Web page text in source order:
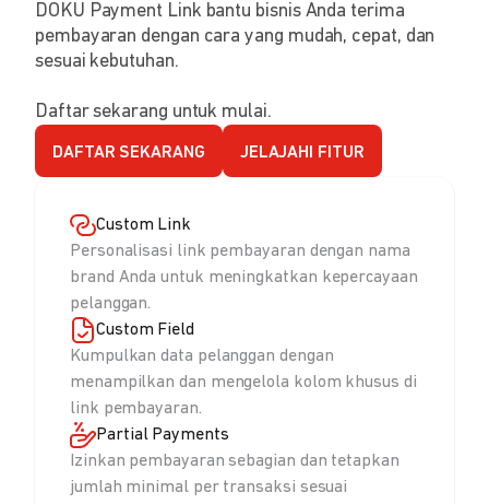
DOKU Payment Link bantu bisnis Anda terima
pembayaran dengan cara yang mudah, cepat, dan
sesuai kebutuhan.
Daftar sekarang untuk mulai.
DAFTAR SEKARANG JELAJAHI FITUR
Custom Link
Personalisasi link pembayaran dengan nama
brand Anda untuk meningkatkan kepercayaan
pelanggan.
Custom Field
Kumpulkan data pelanggan dengan
menampilkan dan mengelola kolom khusus di
link pembayaran.
Partial Payments
Izinkan pembayaran sebagian dan tetapkan
jumlah minimal per transaksi sesuai